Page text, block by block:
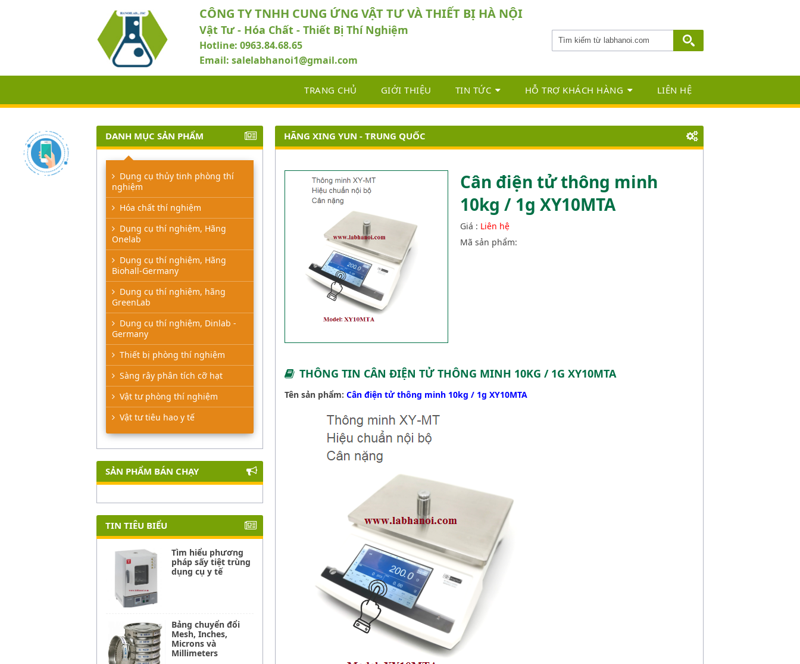
CÔNG TY TNHH CUNG ỨNG VẬT TƯ VÀ THIẾT BỊ HÀ NỘI
Vật Tư - Hóa Chất - Thiết Bị Thí Nghiệm
Hotline: 0963.84.68.65
Email: salelabhanoi1@gmail.com
TRANG CHỦ GIỚI THIỆU TIN TỨC HỖ TRỢ KHÁCH HÀNG LIÊN HỆ
HÃNG XING YUN - TRUNG QUỐC
Cân điện tử thông minh
10kg / 1g XY10MTA
Giá : Liên hệ
Mã sản phẩm:
THÔNG TIN CÂN ĐIỆN TỬ THÔNG MINH 10KG / 1G XY10MTA
Tên sản phẩm: Cân điện tử thông minh 10kg / 1g XY10MTA
DANH MỤC SẢN PHẨM
Dụng cụ thủy tinh phòng thí
nghiệm
Hóa chất thí nghiệm
Dụng cụ thí nghiệm, Hãng
Onelab
Dụng cụ thí nghiệm, Hãng
Biohall-Germany
Dụng cụ thí nghiệm, hãng
GreenLab
Dụng cụ thí nghiệm, Dinlab -
Germany
Thiết bị phòng thí nghiệm
Sàng rây phân tích cỡ hạt
Vật tư phòng thí nghiệm
Vật tư tiêu hao y tế
SẢN PHẨM BÁN CHẠY
TIN TIÊU BIỂU
Tìm hiểu phương
pháp sấy tiệt trùng
dụng cụ y tế
Bảng chuyển đổi
Mesh, Inches,
Microns và
Millimeters